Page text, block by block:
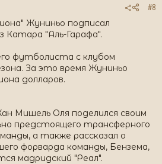
#8
Жуниньо подписал
Катара "Аль-Гарафа".
футболиста с клубом
За это время Жуниньо
долларов.
Мишель Оля поделился своим
предстоящего трансферного
а также рассказал о
форварда команды, Бензема,
мадридский "Реал".